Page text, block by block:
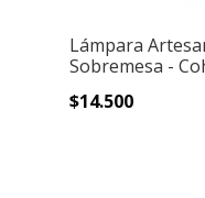
Lámpara
Sobremesa -
$14.500